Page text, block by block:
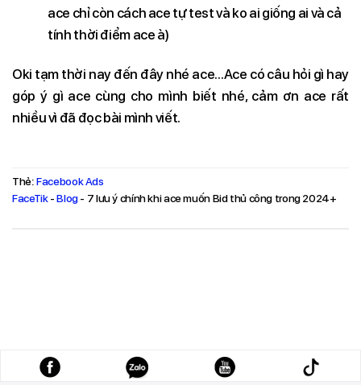
ace chỉ còn cách ace tự test và ko ai giống ai và cả
tính thời điểm ace à)
Oki tạm thời nay đến đây nhé ace…Ace có câu hỏi gì hay
góp ý gì ace cùng cho mình biết nhé, cảm ơn ace rất
nhiều vì đã đọc bài mình viết.
Thẻ:Facebook Ads
FaceTik-Blog- 7 lưu ý chính khi ace muốn Bid thủ công trong 2024+